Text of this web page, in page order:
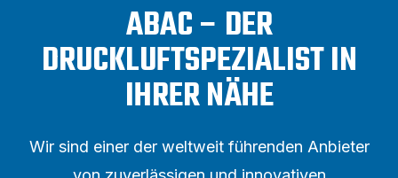
ABAC – DER
DRUCKLUFTSPEZIALIST IN
IHRER NÄHE
Wir sind einer der weltweit führenden Anbieter